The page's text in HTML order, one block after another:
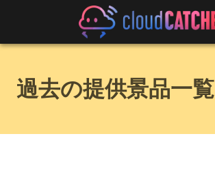
過去の提供景品一覧